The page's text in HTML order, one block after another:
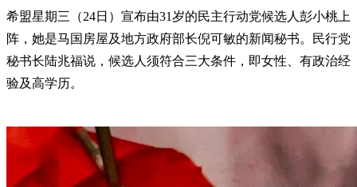
希盟星期三（24日）宣布由31岁的民主行动党候选人彭小桃上
阵，她是马国房屋及地方政府部长倪可敏的新闻秘书。民行党
秘书长陆兆福说，候选人须符合三大条件，即女性、有政治经
验及高学历。